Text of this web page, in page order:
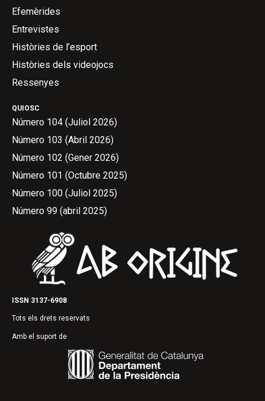
ISSN 3137-6908
Tots els drets reservats
Amb el suport de
QUIOSC
Número 104 (Juliol 2026)
Número 103 (Abril 2026)
Número 102 (Gener 2026)
Número 101 (Octubre 2025)
Número 100 (Juliol 2025)
Número 99 (abril 2025)
Efemèrides
Entrevistes
Històries de l’esport
Històries dels videojocs
Ressenyes